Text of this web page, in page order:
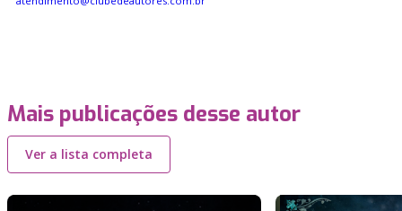
Mais publicações desse autor
Ver a lista completa